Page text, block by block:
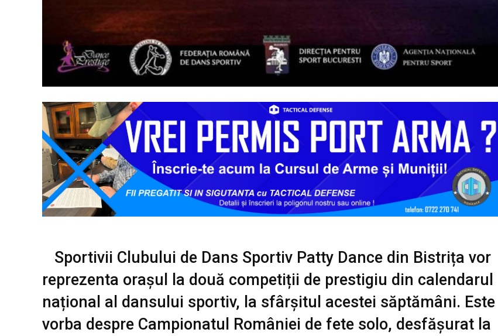
Sportivii Clubului de Dans Sportiv Patty Dance din Bistrița vor
reprezenta orașul la două competiții de prestigiu din calendarul
național al dansului sportiv, la sfârșitul acestei săptămâni. Este
vorba despre Campionatul României de fete solo, desfășurat la